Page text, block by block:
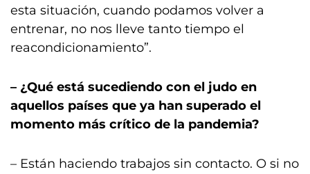
esta situación, cuando podamos volver a
entrenar, no nos lleve tanto tiempo el
reacondicionamiento”.
– ¿Qué está sucediendo con el judo en
aquellos países que ya han superado el
momento más crítico de la pandemia?
– Están haciendo trabajos sin contacto. O si no